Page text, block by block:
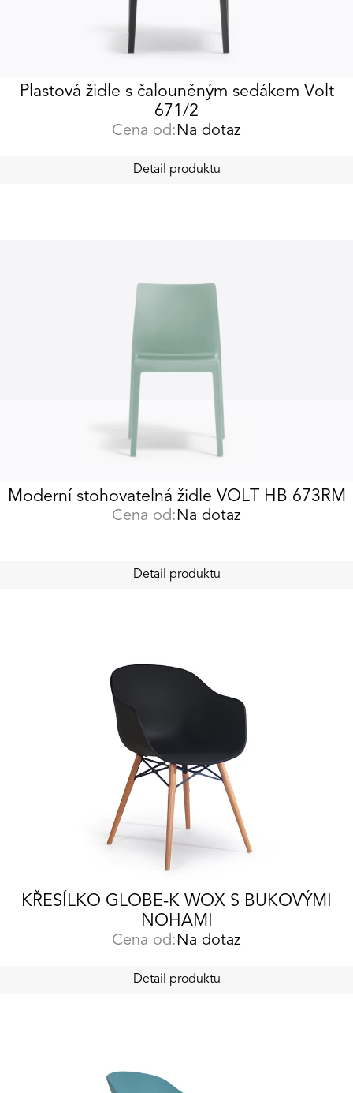
Plastová židle s čalouněným sedákem Volt
671/2
Cena od: Na dotaz
Detail produktu
Moderní stohovatelná židle VOLT HB 673RM
Cena od: Na dotaz
Detail produktu
KŘESÍLKO GLOBE-K WOX S BUKOVÝMI
NOHAMI
Cena od: Na dotaz
Detail produktu